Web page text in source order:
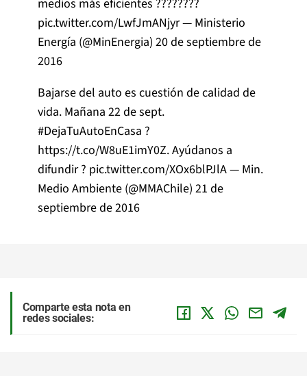
medios más eficientes ????????
pic.twitter.com/LwfJmANjyr— Ministerio
Energía (@MinEnergia) 20 de septiembre de
2016
Bajarse del auto es cuestión de calidad de
vida. Mañana 22 de sept.
#DejaTuAutoEnCasa ?
https://t.co/W8uE1imY0Z. Ayúdanos a
difundir ? pic.twitter.com/XOx6blPJlA— Min.
Medio Ambiente (@MMAChile) 21 de
septiembre de 2016
Comparte esta nota en
redes sociales: